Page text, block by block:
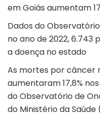
em Goiás aumentam
Dados do
no ano de 2022, 6.743
a doença no estado
As mortes por câncer
aumentaram 17,8%
do Observatório de
do Ministério da Saúde